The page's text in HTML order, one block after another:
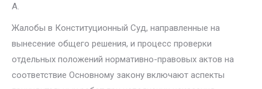
А.
Жалобы в Конституционный Суд, направленные на
вынесение общего решения, и процесс проверки
отдельных положений нормативно-правовых актов на
соответствие Основному закону включают аспекты